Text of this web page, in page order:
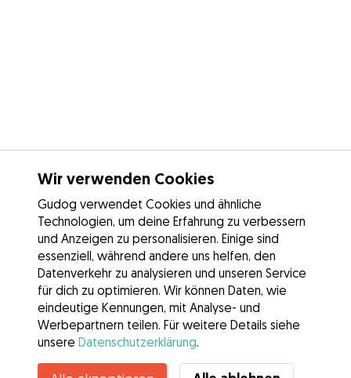
Wir verwenden Cookies
Gudog verwendet Cookies und ähnliche
Technologien, um deine Erfahrung zu verbessern
und Anzeigen zu personalisieren. Einige sind
essenziell, während andere uns helfen, den
Datenverkehr zu analysieren und unseren Service
für dich zu optimieren. Wir können Daten, wie
eindeutige Kennungen, mit Analyse- und
Werbepartnern teilen. Für weitere Details siehe
unsere Datenschutzerklärung.